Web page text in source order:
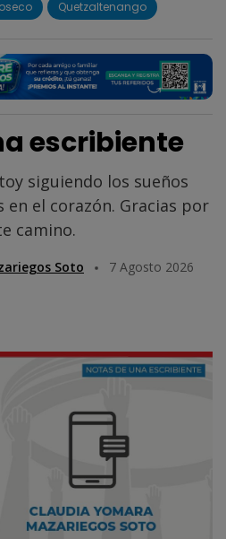
Quetzaltenango
escribiente
siguiendo los sueños
el corazón. Gracias por
camino.
Soto
7 Agosto 2026